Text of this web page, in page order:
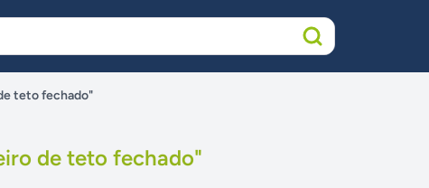
teto fechado"
de teto fechado"